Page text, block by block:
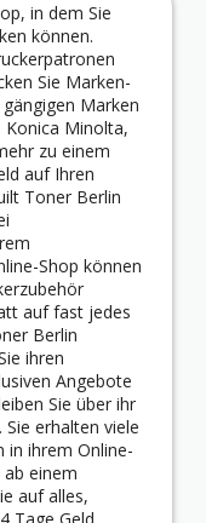
in dem Sie
können.
Sie Marken-
Marken
Konica Minolta,
zu einem
auf Ihren
Toner Berlin
Shop können
auf fast jedes
Berlin
ihren
Angebote
Sie über ihr
erhalten viele
in ihrem Online-
einem
auf alles,